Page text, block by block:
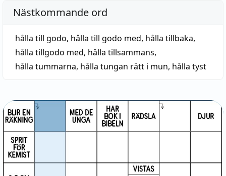
Nästkommande ord
hålla till godo, hålla till godo med, hålla tillbaka,
hålla tillgodo med, hålla tillsammans,
hålla tummarna, hålla tungan rätt i mun, hålla tyst